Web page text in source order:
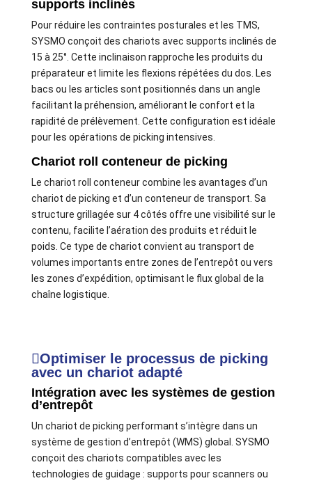
supports inclinés
Pour réduire les contraintes posturales et les TMS,
SYSMO conçoit des chariots avec supports inclinés de
15 à 25°. Cette inclinaison rapproche les produits du
préparateur et limite les flexions répétées du dos. Les
bacs ou les articles sont positionnés dans un angle
facilitant la préhension, améliorant le confort et la
rapidité de prélèvement. Cette configuration est idéale
pour les opérations de picking intensives.
Chariot roll conteneur de picking
Le chariot roll conteneur combine les avantages d’un
chariot de picking et d’un conteneur de transport. Sa
structure grillagée sur 4 côtés offre une visibilité sur le
contenu, facilite l’aération des produits et réduit le
poids. Ce type de chariot convient au transport de
volumes importants entre zones de l’entrepôt ou vers
les zones d’expédition, optimisant le flux global de la
chaîne logistique.
Optimiser le processus de picking
avec un chariot adapté
Intégration avec les systèmes de gestion
d’entrepôt
Un chariot de picking performant s’intègre dans un
système de gestion d’entrepôt (WMS) global. SYSMO
conçoit des chariots compatibles avec les
technologies de guidage : supports pour scanners ou